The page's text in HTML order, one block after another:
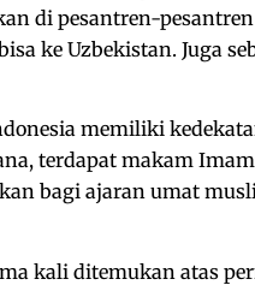
di pesantren-
ke Uzbekistan. Juga
memiliki
terdapat makam
bagi ajaran umat
kali ditemukan atas